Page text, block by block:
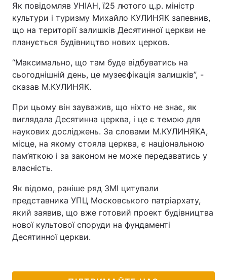
Як повідомляв УНІАН, ї25 лютого ц.р. міністр
культури і туризму Михайло КУЛИНЯК запевнив,
що на території залишків Десятинної церкви не
планується будівництво нових церков.
“Максимально, що там буде відбуватись на
сьогоднішній день, це музеєфікація залишків”, -
сказав М.КУЛИНЯК.
При цьому він зауважив, що ніхто не знає, як
виглядала Десятинна церква, і це є темою для
наукових досліджень. За словами М.КУЛИНЯКА,
місце, на якому стояла церква, є національною
пам’яткою і за законом не може передаватись у
власність.
Як відомо, раніше ряд ЗМІ цитували
представника УПЦ Московського патріархату,
який заявив, що вже готовий проект будівництва
нової культової споруди на фундаменті
Десятинної церкви.